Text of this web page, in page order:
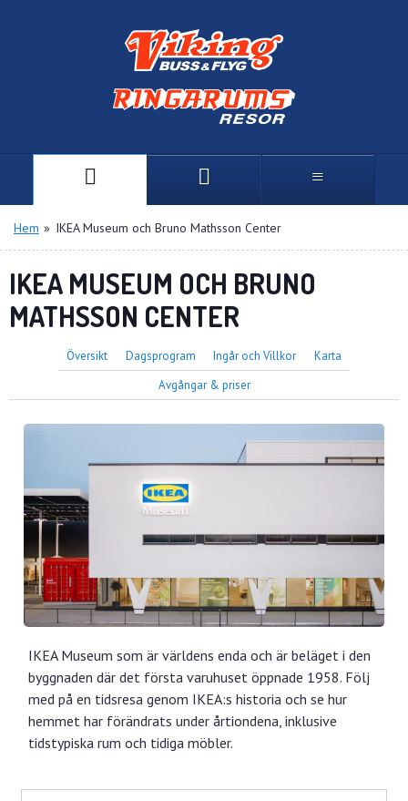
Hem » IKEA Museum och Bruno Mathsson Center
IKEA MUSEUM OCH BRUNO
MATHSSON CENTER
Översikt Dagsprogram Ingår och Villkor
Karta
Avgångar & priser
IKEA Museum som är världens enda och är beläget i den
byggnaden där det första varuhuset öppnade 1958. Följ
med på en tidsresa genom IKEA:s historia och se hur
hemmet har förändrats under årtiondena, inklusive
tidstypiska rum och tidiga möbler.